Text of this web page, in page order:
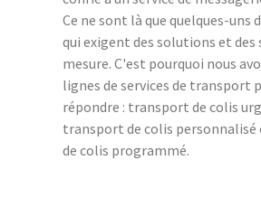
Ce ne sont là que quelques-uns
qui exigent des solutions et des
mesure. C'est pourquoi nous
lignes de services de transport
répondre : transport de colis
transport de colis
de colis programmé.